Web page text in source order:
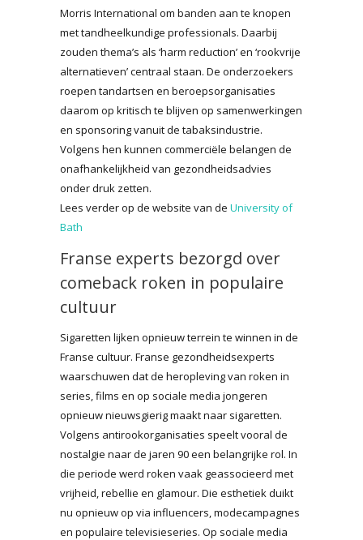
Morris International om banden aan te knopen
met tandheelkundige professionals. Daarbij
zouden thema’s als ‘harm reduction’ en ‘rookvrije
alternatieven’ centraal staan. De onderzoekers
roepen tandartsen en beroepsorganisaties
daarom op kritisch te blijven op samenwerkingen
en sponsoring vanuit de tabaksindustrie.
Volgens hen kunnen commerciële belangen de
onafhankelijkheid van gezondheidsadvies
onder druk zetten.
Lees verder op de website van de University of
Bath
Franse experts bezorgd over
comeback roken in populaire
cultuur
Sigaretten lijken opnieuw terrein te winnen in de
Franse cultuur. Franse gezondheidsexperts
waarschuwen dat de heropleving van roken in
series, films en op sociale media jongeren
opnieuw nieuwsgierig maakt naar sigaretten.
Volgens antirookorganisaties speelt vooral de
nostalgie naar de jaren 90 een belangrijke rol. In
die periode werd roken vaak geassocieerd met
vrijheid, rebellie en glamour. Die esthetiek duikt
nu opnieuw op via influencers, modecampagnes
en populaire televisieseries. Op sociale media